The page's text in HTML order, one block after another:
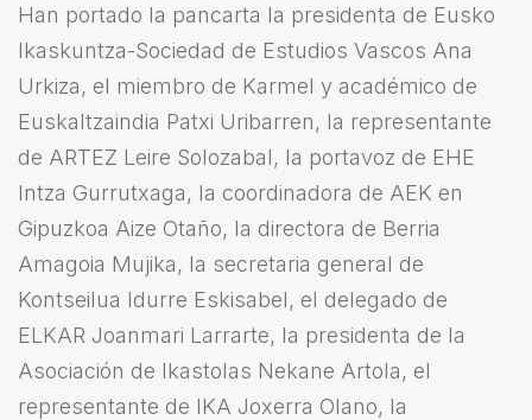
Han portado la pancarta la presidenta de Eusko
Ikaskuntza-Sociedad de Estudios Vascos Ana
Urkiza, el miembro de Karmel y académico de
Euskaltzaindia Patxi Uribarren, la representante
de ARTEZ Leire Solozabal, la portavoz de EHE
Intza Gurrutxaga, la coordinadora de AEK en
Gipuzkoa Aize Otaño, la directora de Berria
Amagoia Mujika, la secretaria general de
Kontseilua Idurre Eskisabel, el delegado de
ELKAR Joanmari Larrarte, la presidenta de la
Asociación de Ikastolas Nekane Artola, el
representante de IKA Joxerra Olano, la